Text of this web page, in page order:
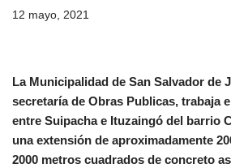
12 mayo, 2021
La Municipalidad de San Salvador de
secretaría de Obras Publicas, trabaja
entre Suipacha e Ituzaingó del barrio
una extensión de aproximadamente
2000 metros cuadrados de concreto